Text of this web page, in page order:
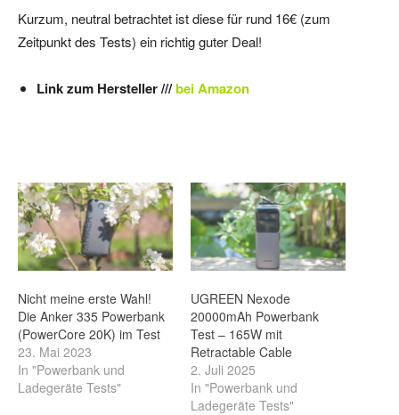
Kurzum, neutral betrachtet ist diese für rund 16€ (zum
Zeitpunkt des Tests) ein richtig guter Deal!
Link zum Hersteller ///bei Amazon
Nicht meine erste Wahl!
Die Anker 335 Powerbank
(PowerCore 20K) im Test
23. Mai 2023
In "Powerbank und
Ladegeräte Tests"
UGREEN Nexode
20000mAh Powerbank
Test – 165W mit
Retractable Cable
2. Juli 2025
In "Powerbank und
Ladegeräte Tests"